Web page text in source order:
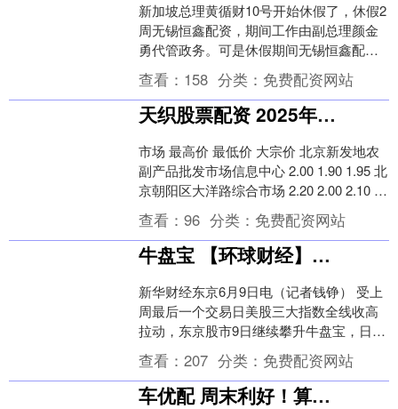
新加坡总理黄循财10号开始休假了，休假2
周无锡恒鑫配资，期间工作由副总理颜金
勇代管政务。可是休假期间无锡恒鑫配
资，黄循财一刻也没闲着，先是提及海南
自贸港封关运作....
查看： 158 分类： 免费配资网站
天织股票配资 2025年6月7日全国主要批发市场黄豆芽价格行情
市场 最高价 最低价 大宗价 北京新发地农
副产品批发市场信息中心 2.00 1.90 1.95 北
京朝阳区大洋路综合市场 2.20 2.00 2.10 天
津碧城....
查看： 96 分类： 免费配资网站
牛盘宝 【环球财经】东京股市继续攀升 日经股指重上38000点
新华财经东京6月9日电（记者钱铮） 受上
周最后一个交易日美股三大指数全线收高
拉动，东京股市9日继续攀升牛盘宝，日经
225种股票平均价格指数重返38000点上
方。....
查看： 207 分类： 免费配资网站
车优配 周末利好！算力互联网大消息！绩优潜力股出炉